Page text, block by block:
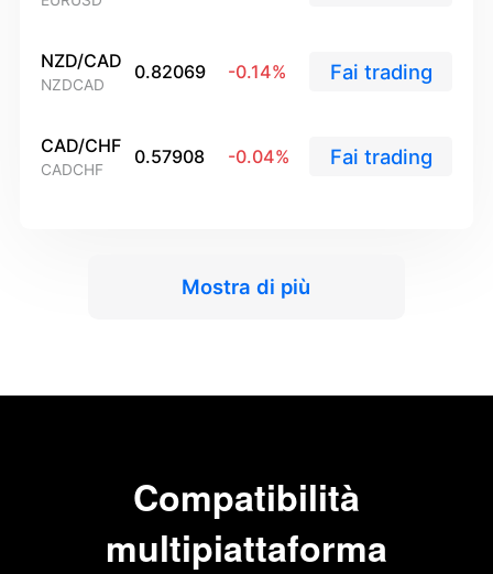
简体中文
繁體中文
NZD/CAD
NZDCAD
0.82069 -0.14% Fai trading
CAD/CHF
CADCHF
0.57908 -0.04% Fai trading
Mostra di più
Compatibilità
multipiattaforma